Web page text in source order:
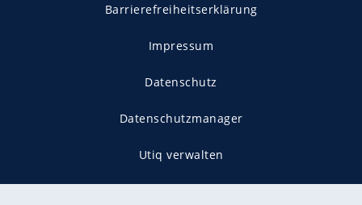
Barrierefreiheitserklärung
Impressum
Datenschutz
Datenschutzmanager
Utiq verwalten